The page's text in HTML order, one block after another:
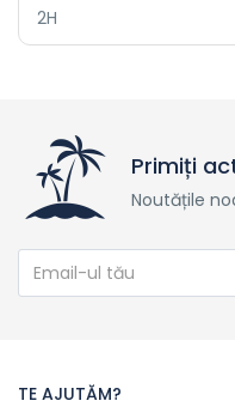
2H
Primiți
Noutățile
TE AJUTĂM?